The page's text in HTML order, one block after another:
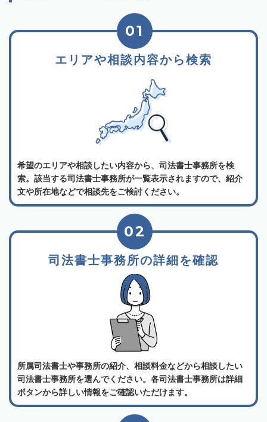
エリアや相談内容から検索
01
希望のエリアや相談したい内容から、司法書士事務所を検
索。該当する司法書士事務所が一覧表示されますので、紹介
文や所在地などで相談先をご検討ください。
司法書士事務所の詳細を確認
02
所属司法書士や事務所の紹介、相談料金などから相談したい
司法書士事務所を選んでください。各司法書士事務所は詳細
ボタンから詳しい情報をご確認いただけます。